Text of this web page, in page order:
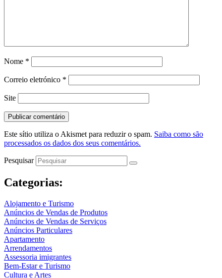
Nome *
Correio eletrónico *
Site
Este sítio utiliza o Akismet para reduzir o spam. Saiba como são
processados os dados dos seus comentários.
Pesquisar
Categorias:
Alojamento e Turismo
Anúncios de Vendas de Produtos
Anúncios de Vendas de Serviços
Anúncios Particulares
Apartamento
Arrendamentos
Assessoria imigrantes
Bem-Estar e Turismo
Cultura e Artes